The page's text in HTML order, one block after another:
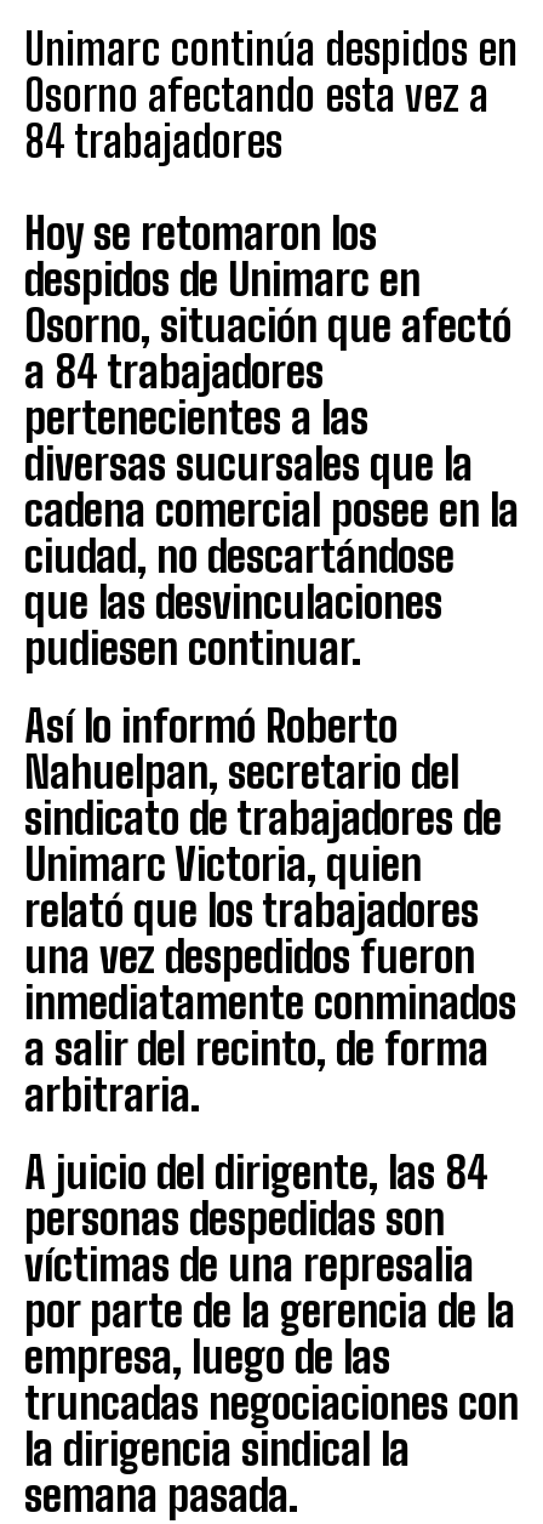
Unimarc continúa despidos en
Osorno afectando esta vez a
84 trabajadores
Hoy se retomaron los
despidos de Unimarc en
Osorno, situación que afectó
a 84 trabajadores
pertenecientes a las
diversas sucursales que la
cadena comercial posee en la
ciudad, no descartándose
que las desvinculaciones
pudiesen continuar.
Así lo informó Roberto
Nahuelpan, secretario del
sindicato de trabajadores de
Unimarc Victoria, quien
relató que los trabajadores
una vez despedidos fueron
inmediatamente conminados
a salir del recinto, de forma
arbitraria.
A juicio del dirigente, las 84
personas despedidas son
víctimas de una represalia
por parte de la gerencia de la
empresa, luego de las
truncadas negociaciones con
la dirigencia sindical la
semana pasada.